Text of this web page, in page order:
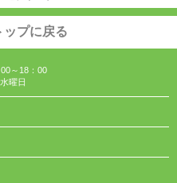
ップに戻る
～18：00
曜日